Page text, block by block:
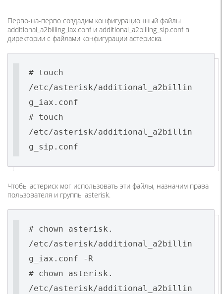
Перво-на-перво создадим конфигурационный файлы
additional_a2billing_iax.conf и additional_a2billing_sip.conf в
директории с файлами конфигурации астериска.
# touch
/etc/asterisk/additional_a2billin
g_iax.conf
# touch
/etc/asterisk/additional_a2billin
g_sip.conf
Чтобы астериск мог использовать эти файлы, назначим права
пользователя и группы asterisk.
# chown asterisk.
/etc/asterisk/additional_a2billin
g_iax.conf -R
# chown asterisk.
/etc/asterisk/additional_a2billin